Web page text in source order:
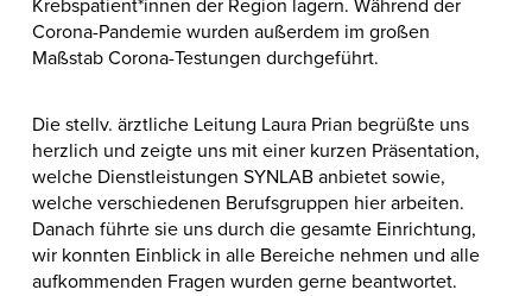
Krebspatient*innen der Region lagern. Während der
Corona-Pandemie wurden außerdem im großen
Maßstab Corona-Testungen durchgeführt.
Die stellv. ärztliche Leitung Laura Prian begrüßte uns
herzlich und zeigte uns mit einer kurzen Präsentation,
welche Dienstleistungen SYNLAB anbietet sowie,
welche verschiedenen Berufsgruppen hier arbeiten.
Danach führte sie uns durch die gesamte Einrichtung,
wir konnten Einblick in alle Bereiche nehmen und alle
aufkommenden Fragen wurden gerne beantwortet.